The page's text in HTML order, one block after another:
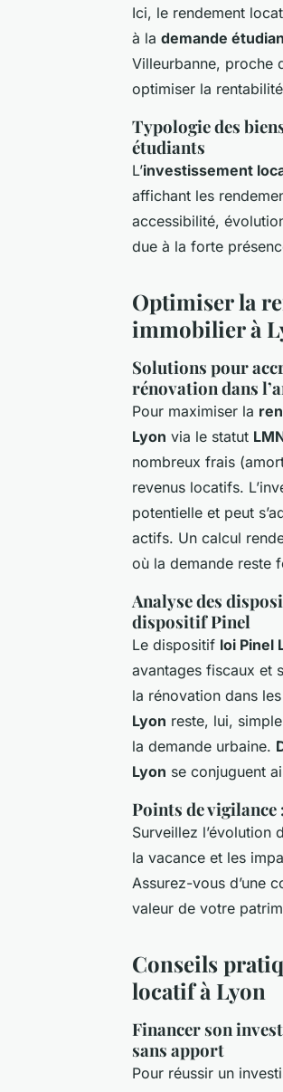
Ici, le rendement
à la demande
Villeurbanne, proche
optimiser la
Typologie des
étudiants
L’investissement
affichant les
accessibilité,
due à la forte
Optimiser la
immobilier à
Solutions pour
rénovation dans
Pour maximiser la
Lyon via le statut
nombreux frais
revenus locatifs.
potentielle et peut
actifs. Un calcul
où la demande reste
Analyse des
dispositif Pinel
Le dispositif loi Pinel
avantages fiscaux et
la rénovation dans
Lyon reste, lui,
la demande urbaine.
Lyon se conjuguent
Points de
Surveillez
la vacance et les
Assurez-vous d’une
valeur de votre
Conseils
locatif à Lyon
Financer son
sans apport
Pour réussir un